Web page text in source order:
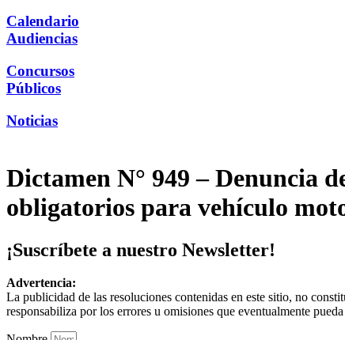
Calendario
Audiencias
Concursos
Públicos
Noticias
Dictamen N° 949 – Denuncia
obligatorios para vehículo
¡Suscríbete a nuestro Newsletter!
Advertencia:
La publicidad de las resoluciones contenidas en este sitio, no
responsabiliza por los errores u omisiones que eventualmente